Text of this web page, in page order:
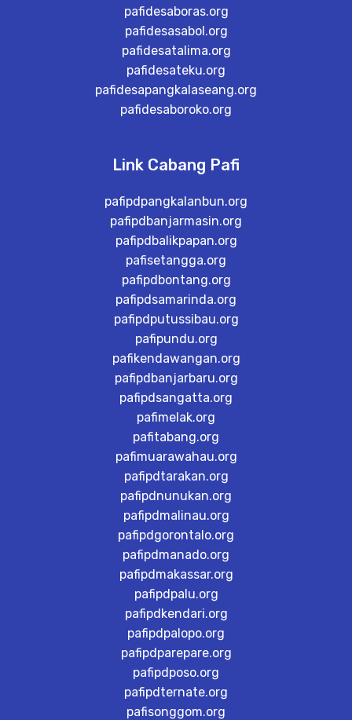
pafidesaboras.org
pafidesasabol.org
pafidesatalima.org
pafidesateku.org
pafidesapangkalaseang.org
pafidesaboroko.org
Link Cabang Pafi
pafipdpangkalanbun.org
pafipdbanjarmasin.org
pafipdbalikpapan.org
pafisetangga.org
pafipdbontang.org
pafipdsamarinda.org
pafipdputussibau.org
pafipundu.org
pafikendawangan.org
pafipdbanjarbaru.org
pafipdsangatta.org
pafimelak.org
pafitabang.org
pafimuarawahau.org
pafipdtarakan.org
pafipdnunukan.org
pafipdmalinau.org
pafipdgorontalo.org
pafipdmanado.org
pafipdmakassar.org
pafipdpalu.org
pafipdkendari.org
pafipdpalopo.org
pafipdparepare.org
pafipdposo.org
pafipdternate.org
pafisonggom.org